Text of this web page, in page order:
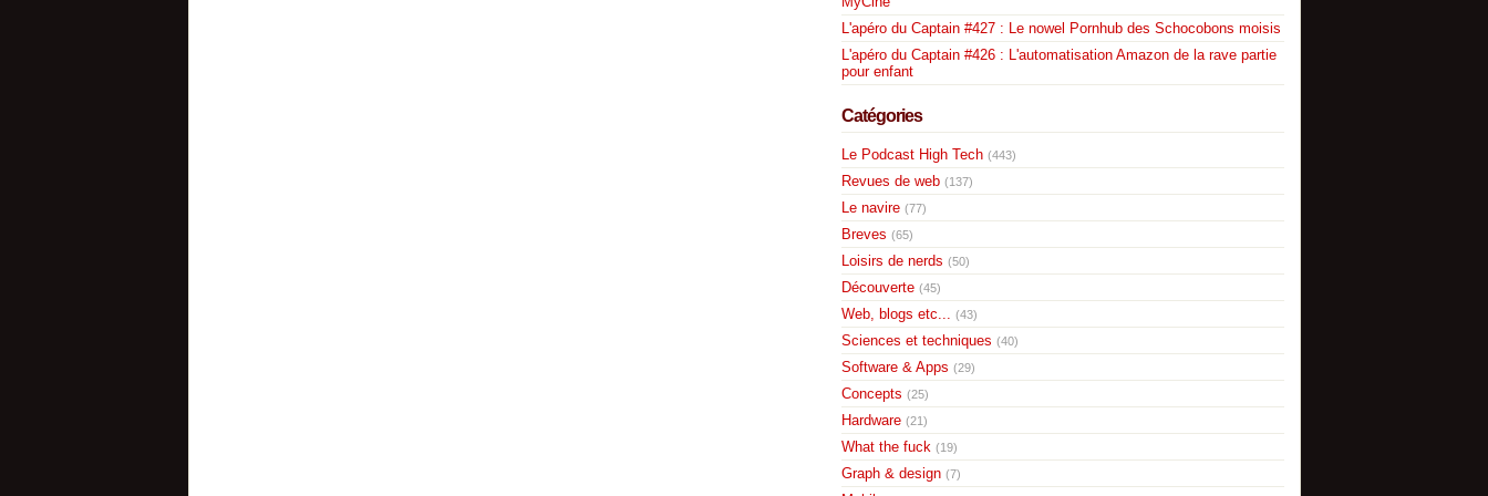
L'apéro du Captain #427 : Le nowel Pornhub des Schocobons moisis
L'apéro du Captain #426 : L'automatisation Amazon de la rave partie
pour enfant
Catégories
Le Podcast High Tech (443)
Revues de web (137)
Le navire (77)
Breves (65)
Loisirs de nerds (50)
Découverte (45)
Web, blogs etc... (43)
Sciences et techniques (40)
Software & Apps (29)
Concepts (25)
Hardware (21)
What the fuck (19)
Graph & design (7)